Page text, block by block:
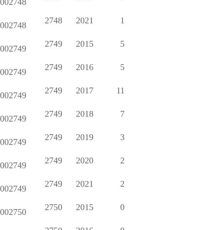
002748 2748 2021 1
002749 2749 2015 5
002749 2749 2016 5
002749 2749 2017 11
002749 2749 2018 7
002749 2749 2019 3
002749 2749 2020 2
002749 2749 2021 2
002750 2750 2015 0